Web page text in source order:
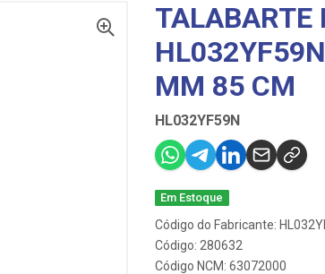
TALABARTE
MM 85 CM
HL032YF59N
Em Estoque
Código do Fabricante:
Código: 280632
Código NCM: 63072000